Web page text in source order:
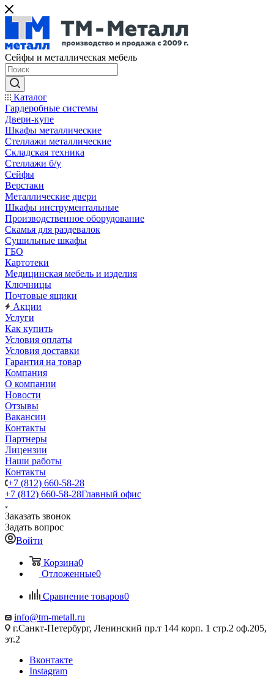
Сейфы и металлическая мебель
Каталог
Гардеробные системы
Двери-купе
Шкафы металлические
Стеллажи металлические
Складская техника
Стеллажи б/у
Сейфы
Верстаки
Металлические двери
Шкафы инструментальные
Производственное оборудование
Скамья для раздевалок
Сушильные шкафы
ГБО
Картотеки
Медицинская мебель и изделия
Ключницы
Почтовые ящики
Акции
Услуги
Как купить
Условия оплаты
Условия доставки
Гарантия на товар
Компания
О компании
Новости
Отзывы
Вакансии
Контакты
Партнеры
Лицензии
Наши работы
Контакты
+7 (812) 660-58-28
+7 (812) 660-58-28Главный офис
Заказать звонок
Задать вопрос
Войти
Корзина0
Отложенные0
Сравнение товаров0
info@tm-metall.ru
г.Санкт-Петербург, Ленинский пр.т 144 корп. 1 стр.2 оф.205,
эт.2
Вконтакте
Instagram